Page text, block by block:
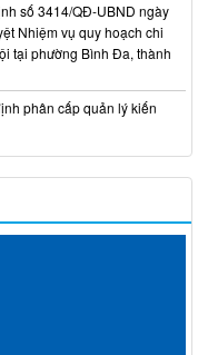
số 3414/QĐ-UBND ngày
Nhiệm vụ quy hoạch chi
tại phường Bình Đa, thành
phân cấp quản lý kiến